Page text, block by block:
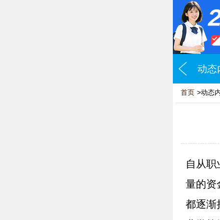
动态
首页 >动态
自从职
量的资
都逐渐